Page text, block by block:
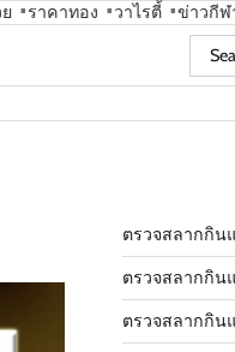
ราคาทอง วาไรตี้ ข่าวกีฬ
Search
for:
ตรวจสลากกิน
ตรวจสลากกิน
ตรวจสลากกิน